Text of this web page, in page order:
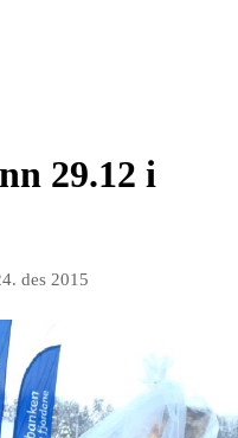
29.12 i
des 2015